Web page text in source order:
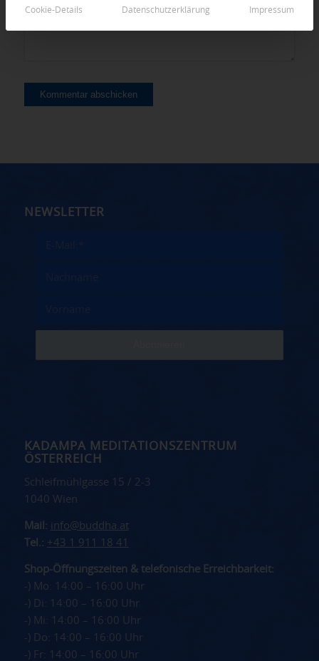
NEWSLETTER
KADAMPA MEDITATIONSZENTRUM
ÖSTERREICH
Schleifmühlgasse 15 / 2-3
1040 Wien
Mail: info@buddha.at
Tel.: +43 1 911 18 41
Shop-Öffnungszeiten & telefonische Erreichbarkeit:
-) Mo: 14:00 – 16:00 Uhr
-) Di: 14:00 – 16:00 Uhr
-) Mi: 14:00 – 16:00 Uhr
-) Do: 14:00 – 16:00 Uhr
-) Fr: 14:00 – 16:00 Uhr
Cookie-Details Datenschutzerklärung Impressum